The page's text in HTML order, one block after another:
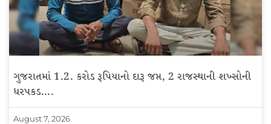
ગુજરાતમાં 1.2. કરોડ રૂપિયાનો દારૂ જપ્ત, 2 રાજસ્થાની શખ્સોની
ધરપકડ….
August 7, 2026